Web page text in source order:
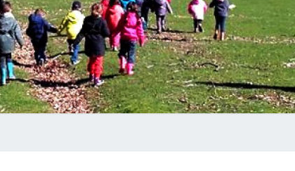
LES
PETITS
Association
D'accueil
De Loisirs